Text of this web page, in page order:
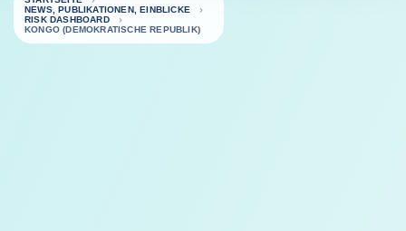
NEWS, PUBLIKATIONEN, EINBLICKE
RISK DASHBOARD
KONGO (DEMOKRATISCHE REPUBLIK)